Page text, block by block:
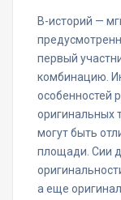
В-историй —
первый
комбинацию.
особенностей
оригинальных
могут быть
площади. Сии
а еще